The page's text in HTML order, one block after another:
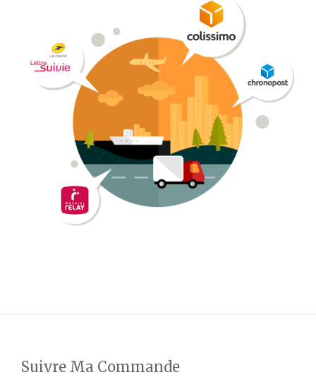
Suivre Ma Commande